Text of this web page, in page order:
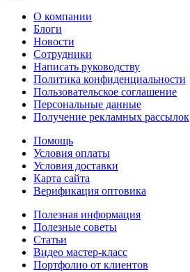
О компании
Блоги
Новости
Сотрудники
Написать руководству
Политика конфиденциальности
Пользовательское соглашение
Персональные данные
Получение рекламных рассылок
Помощь
Условия оплаты
Условия доставки
Карта сайта
Верификация оптовика
Полезная информация
Полезные советы
Статьи
Видео мастер-класс
Портфолио от клиентов